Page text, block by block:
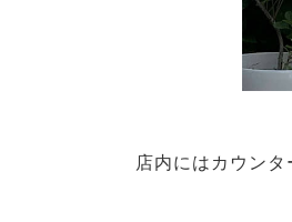
店内にはカウン